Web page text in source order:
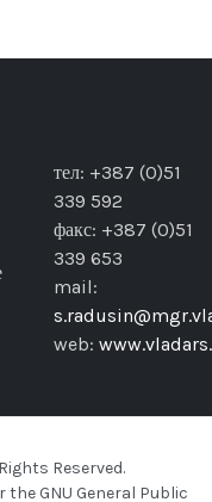
тел: +387 (0)51
339 592
факс: +387 (0)51
339 653
mail:
web:
Reserved.
the GNU General Public